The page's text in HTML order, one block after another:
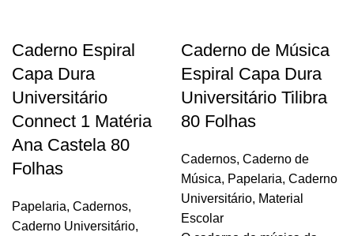
Caderno Espiral
Capa Dura
Universitário
Connect 1 Matéria
Ana Castela 80
Folhas
Papelaria, Cadernos,
Caderno Universitário,
Caderno de Música
Espiral Capa Dura
Universitário Tilibra
80 Folhas
Cadernos, Caderno de
Música, Papelaria, Caderno
Universitário, Material
Escolar